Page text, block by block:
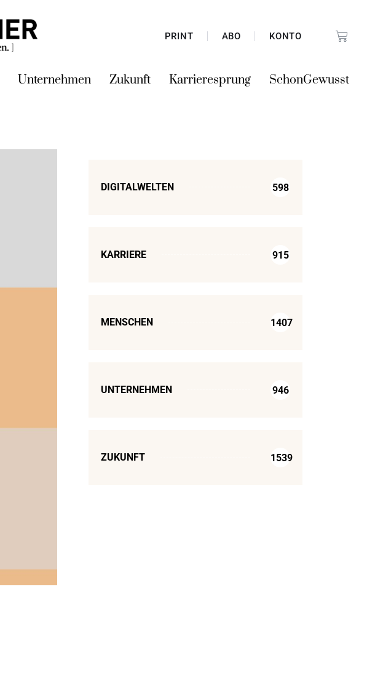
PRINT ABO KONTO
Unternehmen Zukunft Karrieresprung SchonGewusst
DIGITALWELTEN 598
KARRIERE 915
MENSCHEN 1407
UNTERNEHMEN 946
ZUKUNFT 1539